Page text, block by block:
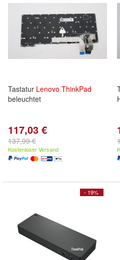
Tastatur Lenovo ThinkPad
beleuchtet
117,03 €
137,99 €
Kostenloser Versand
- 19%